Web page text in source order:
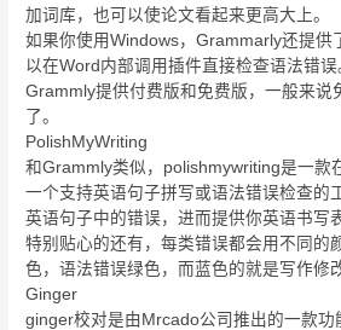
加词库，也可以使论文看起来更高大上。
如果你使用Windows，Grammarly还提供
以在Word内部调用插件直接检查语法错误
Grammly提供付费版和免费版，一般来说
了。
PolishMyWriting
和Grammly类似，polishmywriting是一款
一个支持英语句子拼写或语法错误检查的
英语句子中的错误，进而提供你英语书写
特别贴心的还有，每类错误都会用不同的
色，语法错误绿色，而蓝色的就是写作修
Ginger
ginger校对是由Mrcado公司推出的一款功